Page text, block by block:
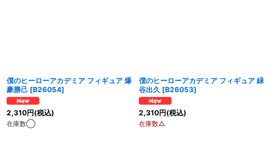
僕のヒーローアカデミア フィギュア 爆
豪勝己 [B26054]
2,310円(税込)
在庫数◯
僕のヒーローアカデミア フィギュア 緑
谷出久 [B26053]
2,310円(税込)
在庫数△